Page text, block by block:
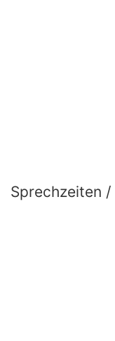
Sprechzeiten